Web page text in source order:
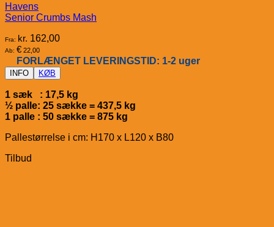
Havens
Senior Crumbs Mash
Fra: kr. 162,00
Ab: € 22,00
FORLÆNGET LEVERINGSTID: 1-2 uger
INFO KØB
1 sæk : 17,5 kg
½ palle: 25 sække = 437,5 kg
1 palle : 50 sække = 875 kg
Pallestørrelse i cm: H170 x L120 x B80
Tilbud